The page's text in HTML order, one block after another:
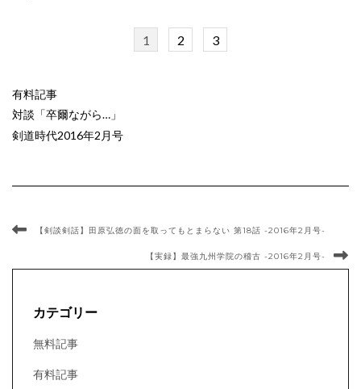
1 2 3
有料記事
対談「卒爾ながら…」
剣道時代2016年2月号
【剣談剣話】田原弘徳の面を取ってもとまらない 第18話 -2016年2月号-
【実録】最強九州学院の稽古 -2016年2月号-
カテゴリー
無料記事
有料記事